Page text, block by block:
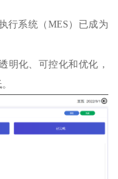
行系统（MES）已成为
明化、可控化和优化，